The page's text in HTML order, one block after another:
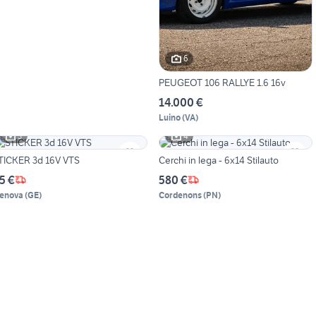
6
PEUGEOT 106 RALLYE 1.6 16v
14.000 €
Luino(VA)
3
3d 16V VTS
€
(GE)
4
Cerchi in lega - 6x14 Stilauto
580 €
Cordenons(PN)